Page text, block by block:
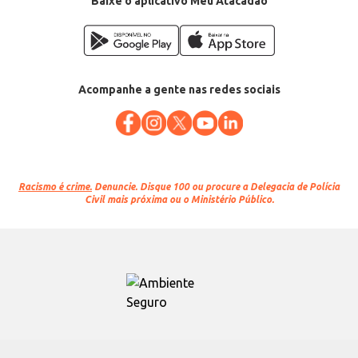
Acompanhe a gente nas redes sociais
Racismo é crime. Denuncie. Disque 100 ou procure a Delegacia de Polícia
Civil mais próxima ou o Ministério Público.